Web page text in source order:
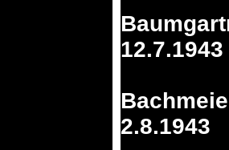
12.7.1943
2.8.1943